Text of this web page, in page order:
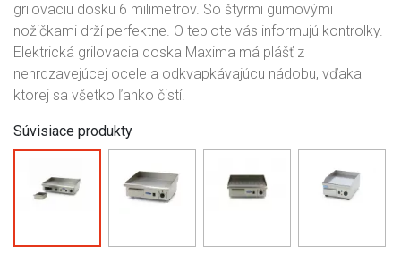
grilovaciu dosku 6 milimetrov. So štyrmi gumovými
nožičkami drží perfektne. O teplote vás informujú kontrolky.
Elektrická grilovacia doska Maxima má plášť z
nehrdzavejúcej ocele a odkvapkávajúcu nádobu, vďaka
ktorej sa všetko ľahko čistí.
Súvisiace produkty